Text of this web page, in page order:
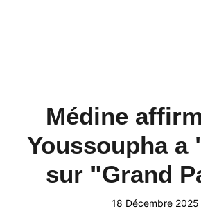
Médine
Youssoupha a
sur "Grand
18 Décembre 2025